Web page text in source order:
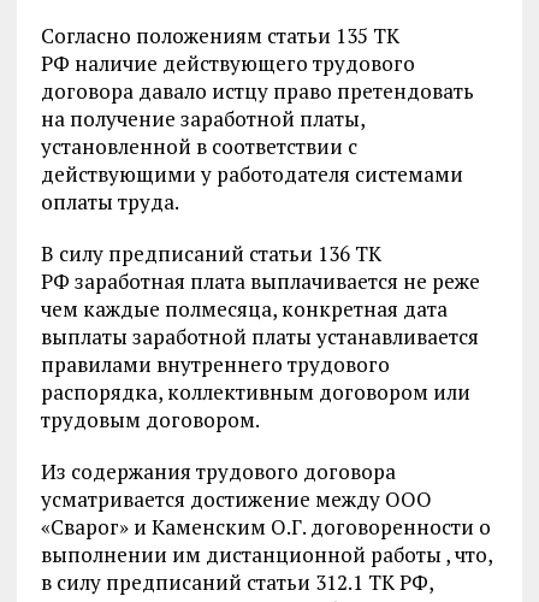
Согласно положениям статьи 135 ТК
РФ наличие действующего трудового
договора давало истцу право претендовать
на получение заработной платы,
установленной в соответствии с
действующими у работодателя системами
оплаты труда.
В силу предписаний статьи 136 ТК
РФ заработная плата выплачивается не реже
чем каждые полмесяца, конкретная дата
выплаты заработной платы устанавливается
правилами внутреннего трудового
распорядка, коллективным договором или
трудовым договором.
Из содержания трудового договора
усматривается достижение между ООО
«Сварог» и Каменским О.Г. договоренности о
выполнении им дистанционной работы , что,
в силу предписаний статьи 312.1 ТК РФ,